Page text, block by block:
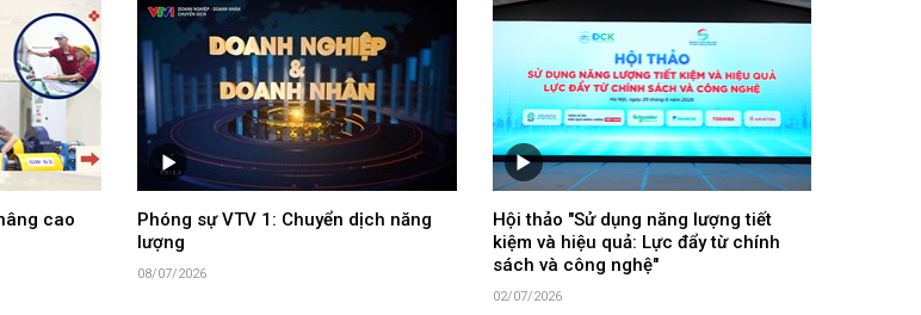
cao
Phóng sự VTV 1: Chuyển dịch năng
lượng
08/07/2026
Hội thảo "Sử dụng năng lượng tiết
kiệm và hiệu quả: Lực đẩy từ chính
sách và công nghệ"
02/07/2026